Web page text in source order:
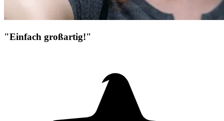
"Einfach großartig!"